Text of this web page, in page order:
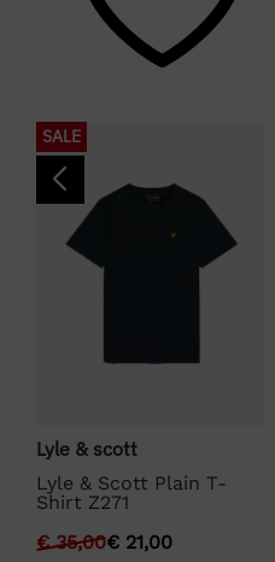
SALE
Lyle & scott
Lyle & Scott Plain T-
Shirt Z271
€35,00€ 21,00